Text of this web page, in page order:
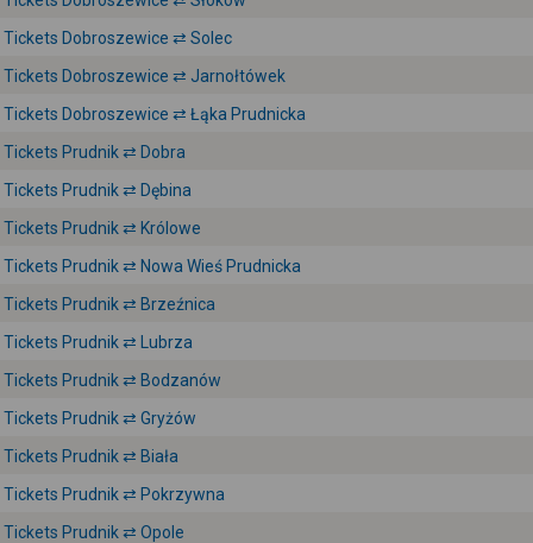
Tickets Dobroszewice ⇄ Solec
Tickets Dobroszewice ⇄ Jarnołtówek
Tickets Dobroszewice ⇄ Łąka Prudnicka
Tickets Prudnik ⇄ Dobra
Tickets Prudnik ⇄ Dębina
Tickets Prudnik ⇄ Królowe
Tickets Prudnik ⇄ Nowa Wieś Prudnicka
Tickets Prudnik ⇄ Brzeźnica
Tickets Prudnik ⇄ Lubrza
Tickets Prudnik ⇄ Bodzanów
Tickets Prudnik ⇄ Gryżów
Tickets Prudnik ⇄ Biała
Tickets Prudnik ⇄ Pokrzywna
Tickets Prudnik ⇄ Opole